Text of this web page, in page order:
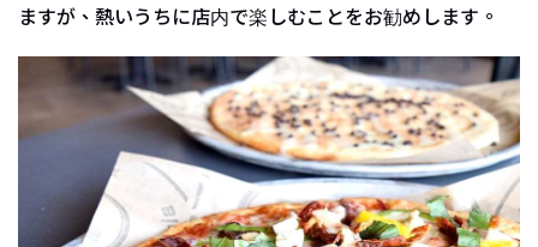
ますが、熱いうちに店内で楽しむことをお勧めします。